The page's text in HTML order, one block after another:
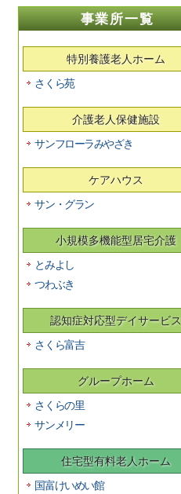
事業所一覧
特別養護老人ホーム
さくら苑
介護老人保健施設
サンフローラみやざき
ケアハウス
サン・グラン
小規模多機能型居宅介護
とみよし
つわぶき
認知症対応型デイサービス
さくら富吉
グループホーム
さくらの里
サンメリー
住宅型有料老人ホーム
国富けいめい館